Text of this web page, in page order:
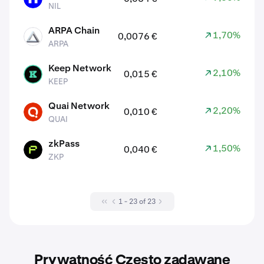
NIL
ARPA ARPA Chain
ARPA
0,0076 € 1,70%
KEEP Keep Network
KEEP
0,015 € 2,10%
QUAI Quai Network
QUAI
0,010 € 2,20%
ZKP zkPass
ZKP
0,040 € 1,50%
1 - 23 of 23
Prywatność Często zadawane